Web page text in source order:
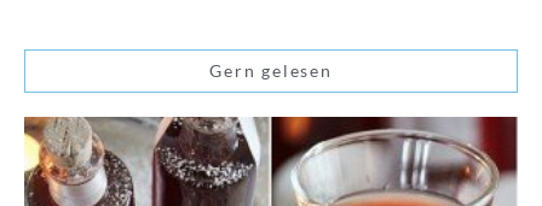
Gern gelesen